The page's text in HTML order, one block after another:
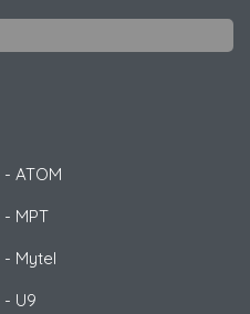
- ATOM
- MPT
- Mytel
- U9